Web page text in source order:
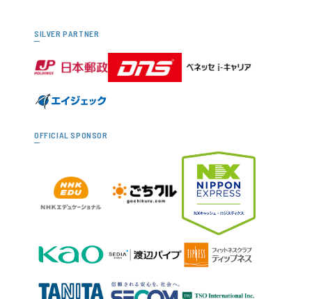
SILVER PARTNER
OFFICIAL SPONSOR